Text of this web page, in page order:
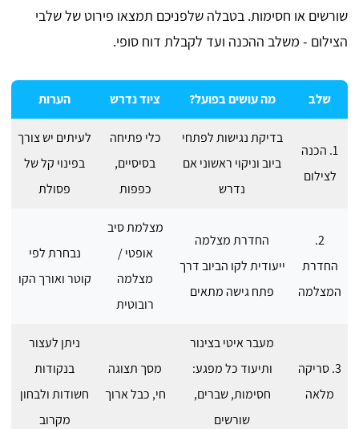
שורשים או חסימות. בטבלה שלפניכם תמצאו פירוט של שלבי
הצילום - משלב ההכנה ועד לקבלת דוח סופי.
שלב מה עושים בפועל? ציוד נדרש הערות
1. הכנה
לצילום
בדיקת נגישות לפתחי
ביוב וניקוי ראשוני אם
נדרש
כלי פתיחה
בסיסיים,
כפפות
לעיתים יש צורך
בפינוי קל של
פסולת
2.
החדרת
המצלמה
החדרת מצלמה
ייעודית לקו הביוב דרך
פתח גישה מתאים
מצלמת סיב
אופטי /
מצלמה
רובוטית
נבחרת לפי
קוטר ואורך הקו
3. סריקה
מלאה
מעבר איטי בצינור
ותיעוד כל מפגע:
חסימות, שברים,
שורשים
מסך תצוגה
חי, כבל ארוך
ניתן לעצור
בנקודות
חשודות ולבחון
מקרוב